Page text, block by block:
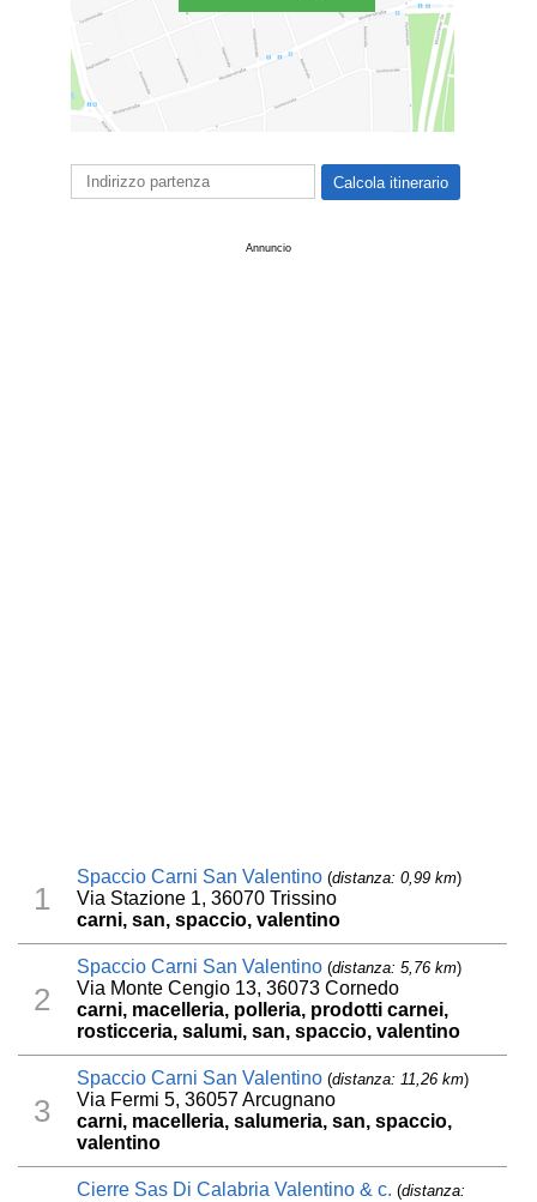
Annuncio
1
Spaccio Carni San Valentino (distanza: 0,99 km)
Via Stazione 1, 36070 Trissino
carni, san, spaccio, valentino
2
Spaccio Carni San Valentino (distanza: 5,76 km)
Via Monte Cengio 13, 36073 Cornedo
carni, macelleria, polleria, prodotti carnei,
rosticceria, salumi, san, spaccio, valentino
3
Spaccio Carni San Valentino (distanza: 11,26 km)
Via Fermi 5, 36057 Arcugnano
carni, macelleria, salumeria, san, spaccio,
valentino
Cierre Sas Di Calabria Valentino & c. (distanza: